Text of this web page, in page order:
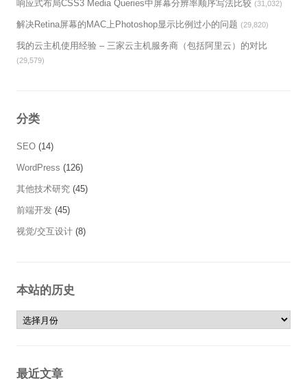
响应式布局CSS3 Media Queries中屏幕分辨率顺序写法比较 (31,032)
解决Retina屏幕的MAC上Photoshop显示比例过小的问题 (29,820)
我的云主机使用经验 – 三家云主机服务商（包括阿里云）的对比
(29,579)
分类
SEO (14)
WordPress (126)
其他技术研究 (45)
前端开发 (45)
视觉/交互设计 (8)
本站的历史
本站的历史
最近文章